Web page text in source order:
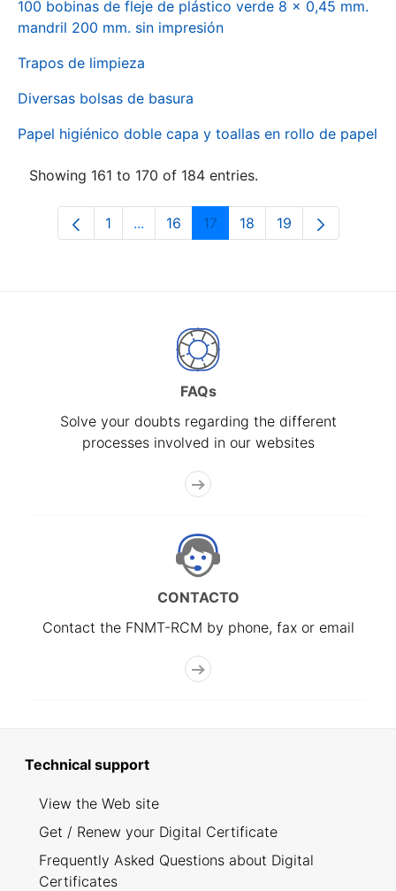
100 bobinas de fleje de plástico verde 8 x 0,45 mm.
mandril 200 mm. sin impresión
Trapos de limpieza
Diversas bolsas de basura
Papel higiénico doble capa y toallas en rollo de papel
Showing 161 to 170 of 184 entries.
Page
1 ...Intermediate Pages Use TAB to
Page
16 Page
17 Page
18 Page
19
FAQs
Solve your doubts regarding the different
processes involved in our websites
CONTACTO
Contact the FNMT-RCM by phone, fax or email
Technical support
View the Web site
Get / Renew your Digital Certificate
Frequently Asked Questions about Digital
Certificates